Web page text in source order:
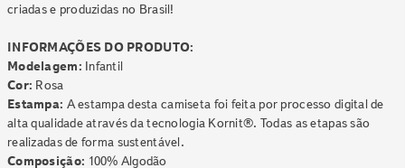
criadas e produzidas no Brasil!
INFORMAÇÕES DO PRODUTO:
Modelagem: Infantil
Cor: Rosa
Estampa: A estampa desta camiseta foi feita por processo digital de
alta qualidade através da tecnologia Kornit®. Todas as etapas são
realizadas de forma sustentável.
Composição: 100% Algodão